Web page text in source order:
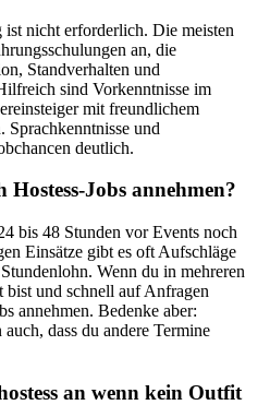
nicht erforderlich. Die meisten
an, die
Standverhalten und
sind Vorkenntnisse im
mit freundlichem
Sprachkenntnisse und
deutlich.
Jobs annehmen?
bis 48 Stunden vor Events noch
Einsätze gibt es oft Aufschläge
Wenn du in mehreren
bist und schnell auf Anfragen
annehmen. Bedenke aber:
dass du andere Termine
an wenn kein Outfit